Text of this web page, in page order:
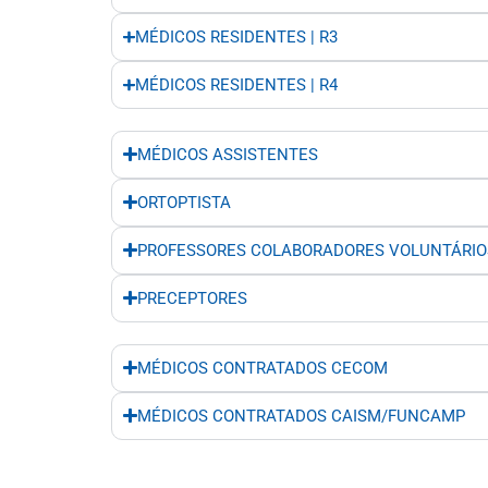
MÉDICOS RESIDENTES | R3
MÉDICOS RESIDENTES | R4
MÉDICOS ASSISTENTES​
ORTOPTISTA
PROFESSORES COLABORADORES
PRECEPTORES
MÉDICOS CONTRATADOS CECOM
MÉDICOS CONTRATADOS CAISM/FUNCAMP